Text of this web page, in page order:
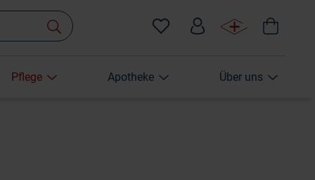
Pflege Apotheke Über uns